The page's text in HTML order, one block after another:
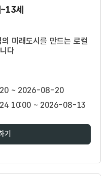
세
미래도시를 만드는 로컬
다
~ 2026-08-20
10:00 ~ 2026-08-13
기